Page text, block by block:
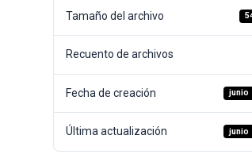
Tamaño del archivo
Recuento de archivos
Fecha de creación junio
Última actualización junio